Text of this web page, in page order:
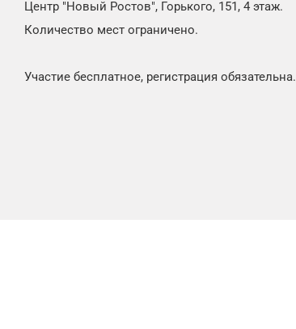
Центр "Новый Ростов", Горького, 151, 4 этаж.
Количество мест ограничено.
Участие бесплатное, регистрация обязательна.